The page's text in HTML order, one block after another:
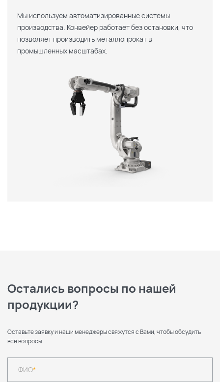
Мы используем автоматизированные системы
производства. Конвейер работает без остановки, что
позволяет производить металлопрокат в
промышленных масштабах.
Остались вопросы по нашей
продукции?
Оставьте заявку и наши менеджеры свяжутся с Вами, чтобы обсудить
все вопросы
ФИО*